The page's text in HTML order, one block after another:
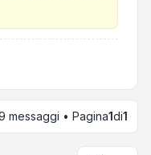
e ordinamento
messaggi • Pagina1di1